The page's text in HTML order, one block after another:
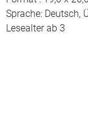
Sprache: Deutsch,
Lesealter ab 3